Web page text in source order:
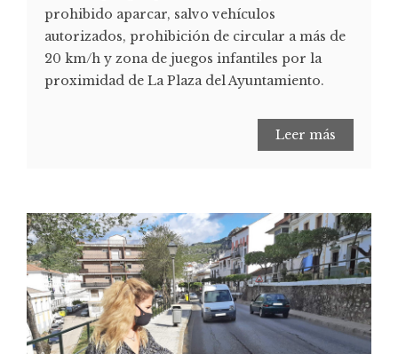
prohibido aparcar, salvo vehículos
autorizados, prohibición de circular a más de
20 km/h y zona de juegos infantiles por la
proximidad de La Plaza del Ayuntamiento.
Leer más